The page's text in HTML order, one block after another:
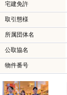
宅建免許
取引態様
所属団体名
公取協名
物件番号